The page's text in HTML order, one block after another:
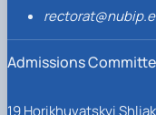
Admissions
19 Horikhuvatskyi